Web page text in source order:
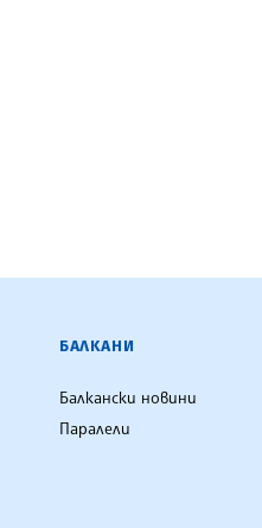
БАЛКАНИ
Балкански новини
Паралели